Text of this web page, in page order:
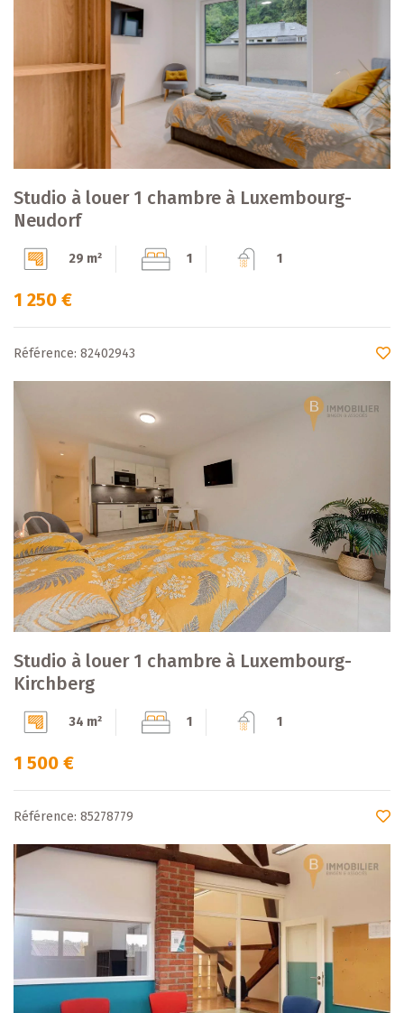
Studio à louer 1 chambre à Luxembourg-
Neudorf
29 m² 1 1
1 250 €
Référence: 82402943
Studio à louer 1 chambre à Luxembourg-
Kirchberg
34 m² 1 1
1 500 €
Référence: 85278779